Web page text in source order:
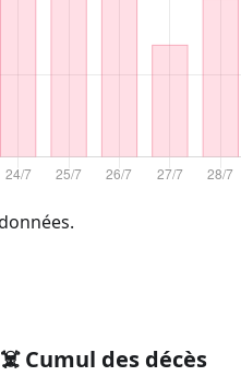
☠️ Cumul des décès